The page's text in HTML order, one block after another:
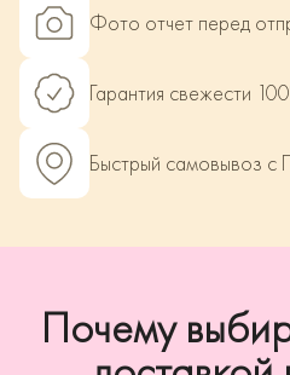
Фото отчет перед
Гарантия свежести
Быстрый самовывоз
Почему